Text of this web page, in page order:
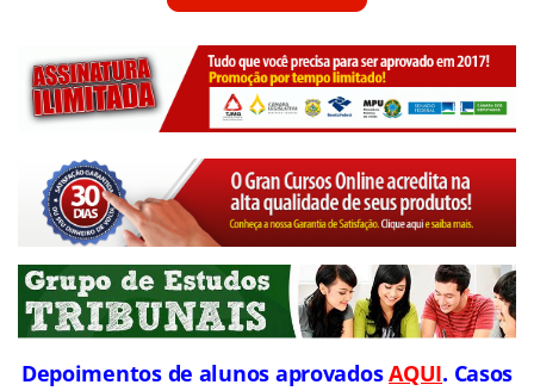
Depoimentos de alunos aprovadosAQUI. Casos